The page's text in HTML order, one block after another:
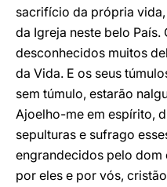
sacrifício da própria
da Igreja neste belo País.
desconhecidos muitos
da Vida. E os seus
sem túmulo, estarão
Ajoelho-me em espírito,
sepulturas e sufrago
engrandecidos pelo dom
por eles e por vós,